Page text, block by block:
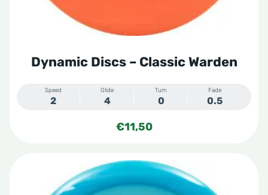
Dynamic Discs – Classic Warden
Speed
2
Glide
4
Turn
0
Fade
0.5
€11,50
product